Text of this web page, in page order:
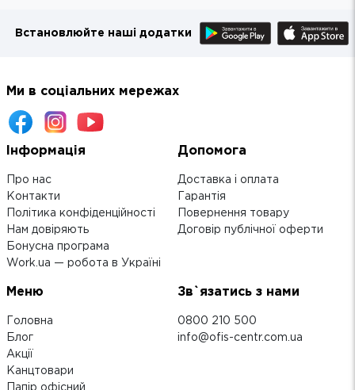
Встановлюйте наші додатки
Ми в соціальних мережах
Інформація
Про нас
Контакти
Політика конфіденційності
Нам довіряють
Бонусна програма
Work.ua — робота в Україні
Допомога
Доставка і оплата
Гарантія
Повернення товару
Договір публічної оферти
Меню
Головна
Блог
Акції
Канцтовари
Папір офісний
Зв`язатись з нами
0800 210 500
info@ofis-centr.com.ua